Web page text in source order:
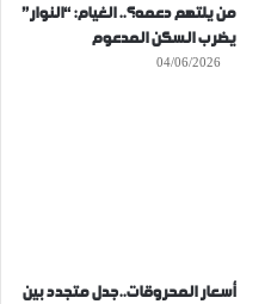
من يلتهم دعمه؟.. الغيام: “النوار”
يضرب السكن المدعوم
04/06/2026
أسعار المحروقات..جدل متجدد بين